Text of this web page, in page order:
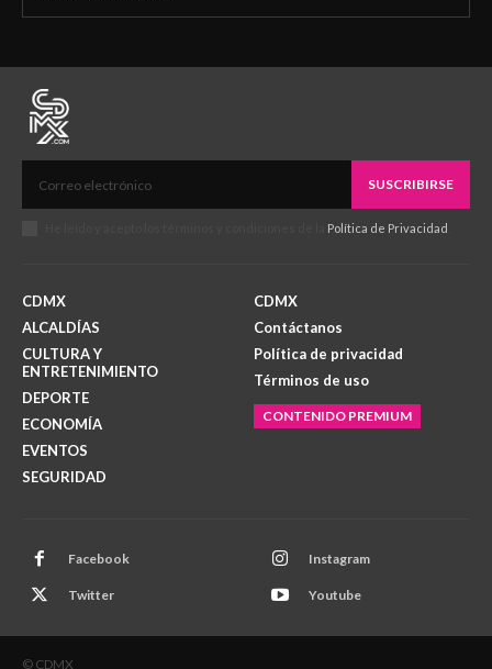
SUSCRIBIRSE
Política de Privacidad
CDMX
ALCALDÍAS
CULTURA Y
ENTRETENIMIENTO
DEPORTE
ECONOMÍA
EVENTOS
SEGURIDAD
CDMX
Contáctanos
Política de privacidad
Términos de uso
CONTENIDO PREMIUM
Facebook Instagram
Twitter Youtube
© CDMX